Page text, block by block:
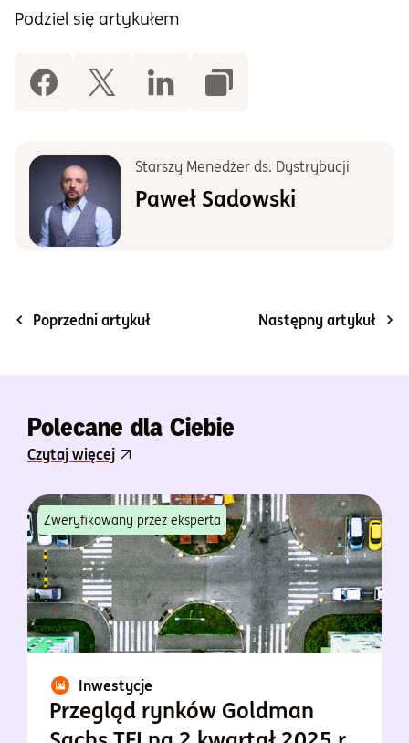
Podziel się artykułem
Starszy Menedżer ds. Dystrybucji
Paweł Sadowski
Poprzedni artykuł Następny artykuł
Polecane dla Ciebie
Czytaj więcej
Zweryfikowany przez eksperta
Inwestycje
Przegląd rynków Goldman